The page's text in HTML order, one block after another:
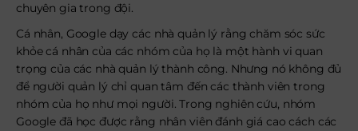
chuyên gia trong đội.
Cá nhân, Google dạy các nhà quản lý rằng chăm sóc sức
khỏe cá nhân của các nhóm của họ là một hành vi quan
trọng của các nhà quản lý thành công. Nhưng nó không đủ
để người quản lý chỉ quan tâm đến các thành viên trong
nhóm của họ như mọi người. Trong nghiên cứu, nhóm
Google đã học được rằng nhân viên đánh giá cao cách các